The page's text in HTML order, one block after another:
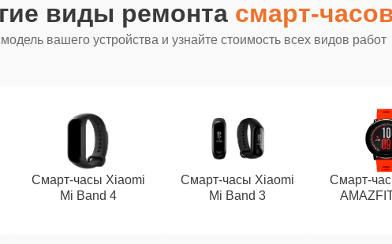
виды ремонта смарт-
вашего устройства и узнайте стоимость всех видов работ
Смарт-часы Xiaomi
Mi Band 4
Смарт-часы Xiaomi
Mi Band 3
Смарт-